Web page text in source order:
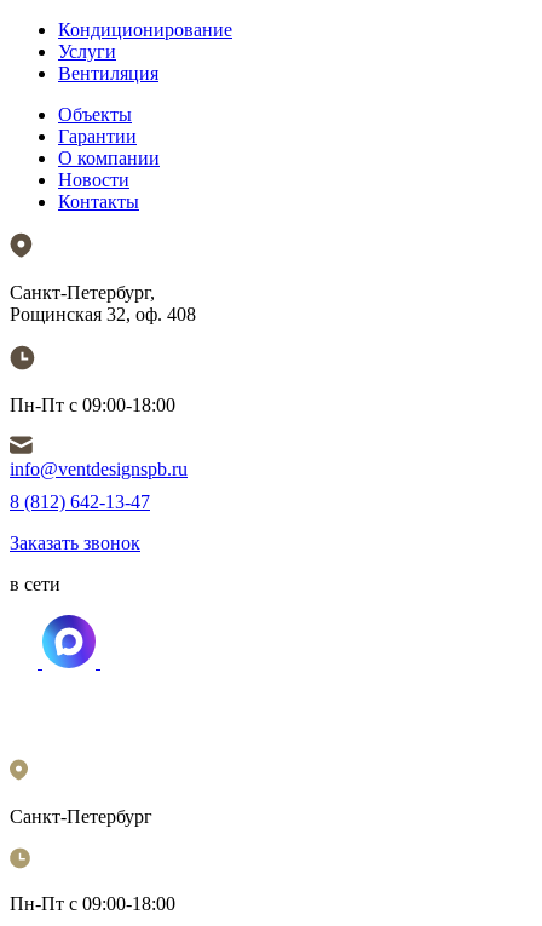
Кондиционирование
Услуги
Вентиляция
Объекты
Гарантии
О компании
Новости
Контакты
Санкт-Петербург,
Рощинская 32, оф. 408
Пн-Пт с 09:00-18:00
info@ventdesignspb.ru
8 (812) 642-13-47
Заказать звонок
в сети
Санкт-Петербург
Пн-Пт с 09:00-18:00